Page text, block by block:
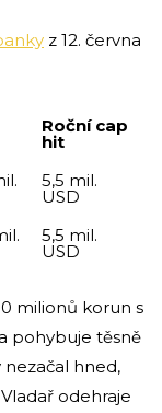
z 12. června
Roční cap
hit
5,5 mil.
USD
5,5 mil.
USD
milionů korun s
pohybuje těsně
hned,
odehraje